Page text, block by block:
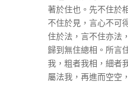
著於住也。先不住於
不住於見，言心不可
住於法，言不住亦法
歸到無住總相。所言
我，粗者我相，細者
屬法我，再進而空空